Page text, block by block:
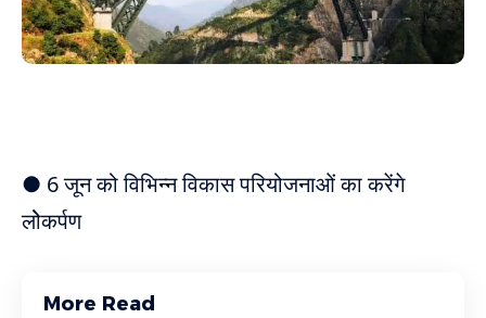
● 6 जून को विभिन्न विकास परियोजनाओं का करेंगे
लोेकर्पण
More Read